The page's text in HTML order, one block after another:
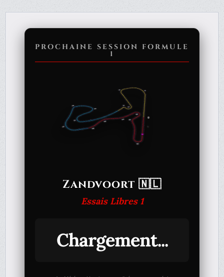
PROCHAINE SESSION FORMULE
1
Zandvoort 🇳🇱
Essais Libres 1
Chargement...